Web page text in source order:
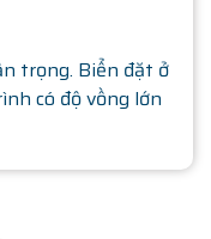
trọng. Biển đặt ở
có độ vồng lớn